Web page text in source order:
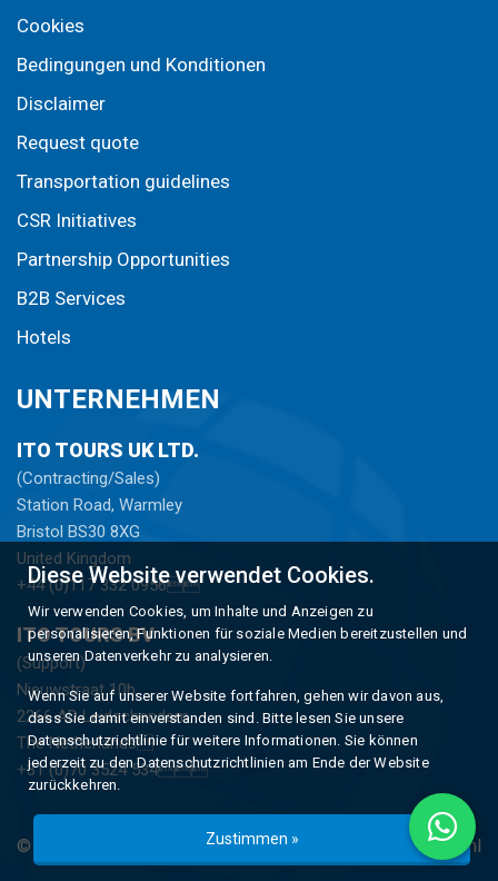
Cookies
Bedingungen und Konditionen
Disclaimer
Request quote
Transportation guidelines
CSR Initiatives
Partnership Opportunities
B2B Services
Hotels
UNTERNEHMEN
ITO TOURS UK LTD.
(Contracting/Sales)
Station Road, Warmley
Bristol BS30 8XG
United Kingdom
+44 (0)117 332 0956
ITO TOURS BV
(Support)
Nieuwstraat 10b
2266 AD Leidschendam
The Netherlands
+31 (0)70 3524 534
© Copyright 2026 - ITO Toursgerealiseerd Tür Studioweb.nl
Diese Website verwendet Cookies.
Wir verwenden Cookies, um Inhalte und Anzeigen zu
personalisieren, Funktionen für soziale Medien bereitzustellen und
unseren Datenverkehr zu analysieren.
Wenn Sie auf unserer Website fortfahren, gehen wir davon aus,
dass Sie damit einverstanden sind. Bitte lesen Sie unsere
Datenschutzrichtlinie für weitere Informationen. Sie können
jederzeit zu den Datenschutzrichtlinien am Ende der Website
zurückkehren.
Zustimmen »